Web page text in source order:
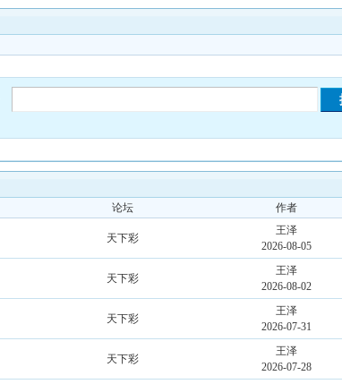
论坛 作者
天下彩
王泽
2026-08-05
天下彩
王泽
2026-08-02
天下彩
王泽
2026-07-31
天下彩
王泽
2026-07-28